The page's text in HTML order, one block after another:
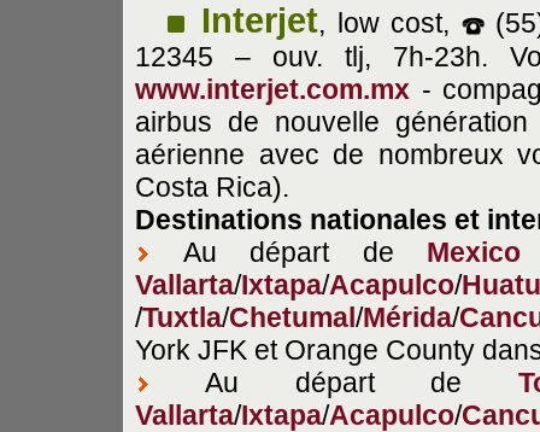
Interjet, low cost,
12345 – ouv. tlj, 7h-23h.
www.interjet.com.mx -
airbus de nouvelle
aérienne avec de nombreux
Costa Rica).
Destinations nationales et
Au départ de Mexico
Vallarta/Ixtapa/Acapulco/
/Tuxtla/Chetumal/Mérida/
York JFK et Orange County
Au départ de
Vallarta/Ixtapa/Acapulco/